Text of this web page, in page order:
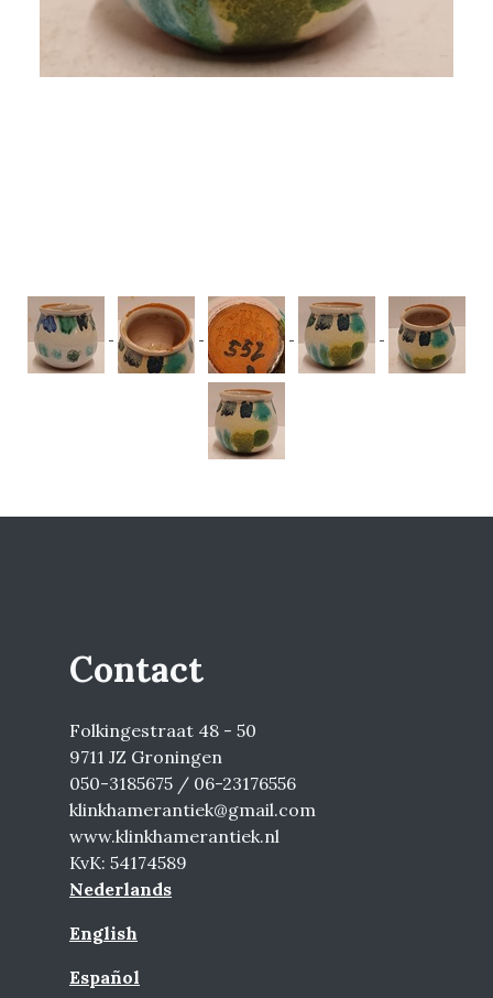
Contact
Folkingestraat 48 - 50
9711 JZ Groningen
050-3185675 / 06-23176556
klinkhamerantiek@gmail.com
www.klinkhamerantiek.nl
KvK: 54174589
Nederlands
English
Español